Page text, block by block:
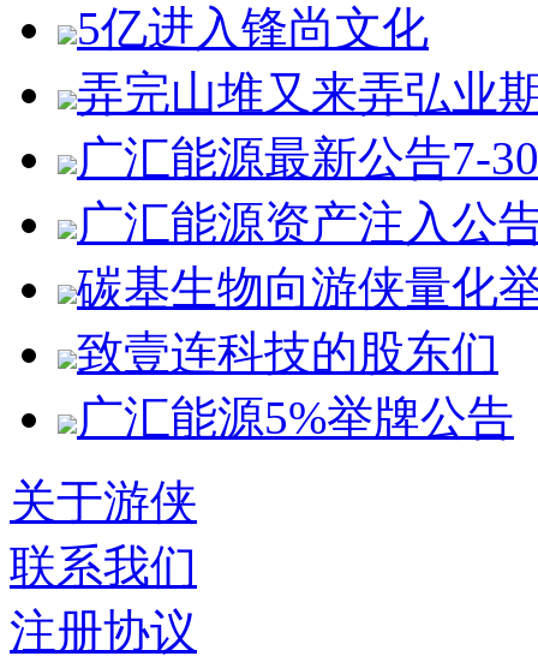
5亿进入锋尚文化
弄完山堆又来弄弘业
广汇能源最新公告7-30
广汇能源资产注入公
碳基生物向游侠量化
致壹连科技的股东们
广汇能源5%举牌公告
关于游侠
联系我们
注册协议